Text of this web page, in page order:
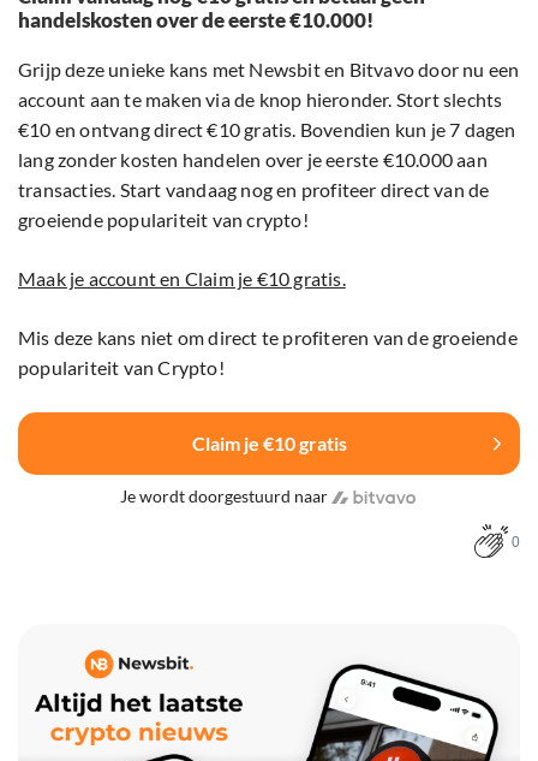
handelskosten over de eerste €10.000!
Grijp deze unieke kans met Newsbit en Bitvavo door nu een
account aan te maken via de knop hieronder. Stort slechts
€10 en ontvang direct €10 gratis. Bovendien kun je 7 dagen
lang zonder kosten handelen over je eerste €10.000 aan
transacties. Start vandaag nog en profiteer direct van de
groeiende populariteit van crypto!
Maak je account en Claim je €10 gratis.
Mis deze kans niet om direct te profiteren van de groeiende
populariteit van Crypto!
Claim je €10 gratis
Je wordt doorgestuurd naar
0